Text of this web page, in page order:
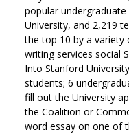
popular
University, and 2,219
the top 10 by a variety
writing services social
Into Stanford
students; 6
fill out the University
the Coalition or
word essay on one of